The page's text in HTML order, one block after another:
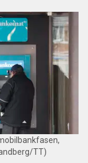
TT)